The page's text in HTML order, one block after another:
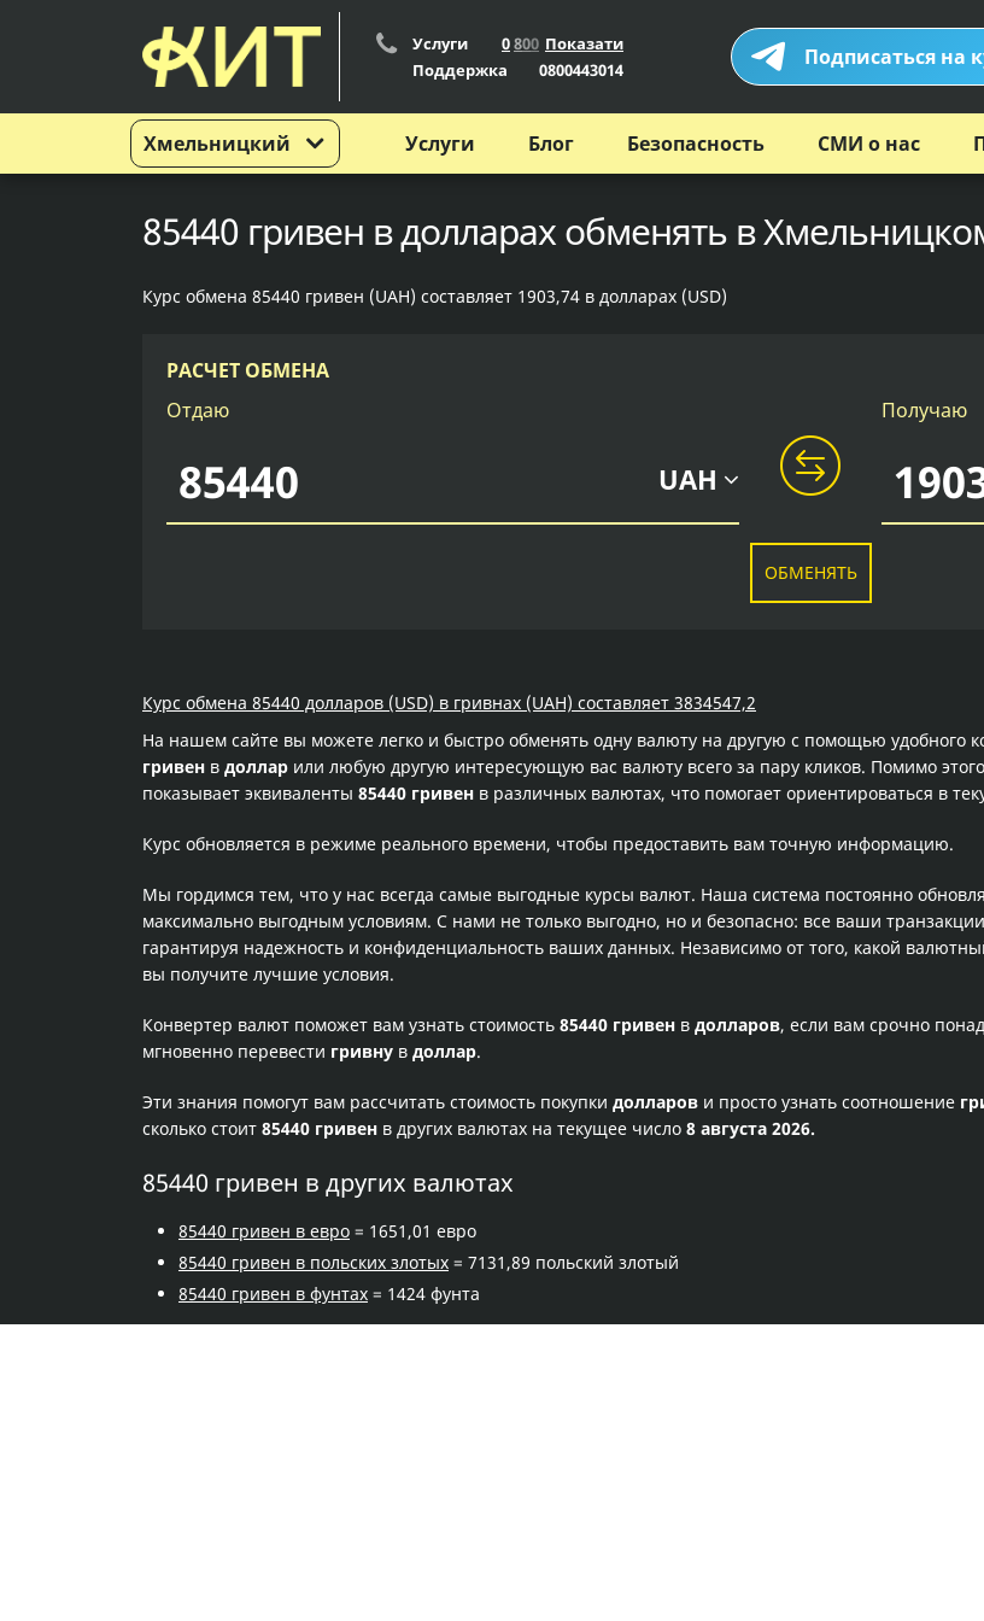
Хмельницкий
Услуги 0800 Показати
Поддержка
0800443014 Подписаться на
Услуги Блог Безопасность СМИ о нас
85440 гривен в долларах обменять в
Курс обмена 85440 гривен (UAH) составляет 1903,74 в долларах (USD)
РАСЧЕТ ОБМЕНА
Отдаю
UAH
Получаю
ОБМЕНЯТЬ
Курс обмена 85440 долларов (USD) в гривнах (UAH) составляет 3834547,2
На нашем сайте вы можете легко и быстро обменять одну валюту на другую с помощью удобного
гривен в доллар или любую другую интересующую вас валюту всего за пару кликов. Помимо
показывает эквиваленты 85440 гривен в различных валютах, что помогает ориентироваться в
Курс обновляется в режиме реального времени, чтобы предоставить вам точную информацию.
Мы гордимся тем, что у нас всегда самые выгодные курсы валют. Наша система постоянно
максимально выгодным условиям. С нами не только выгодно, но и безопасно: все ваши
гарантируя надежность и конфиденциальность ваших данных. Независимо от того, какой
вы получите лучшие условия.
Конвертер валют поможет вам узнать стоимость 85440 гривен в долларов, если вам срочно
мгновенно перевести гривну в доллар.
Эти знания помогут вам рассчитать стоимость покупки долларов и просто узнать соотношение
сколько стоит 85440 гривен в других валютах на текущее число 8 августа 2026.
85440 гривен в других валютах
85440 гривен в евро = 1651,01 евро
85440 гривен в польских злотых = 7131,89 польский злотый
85440 гривен в фунтах = 1424 фунта